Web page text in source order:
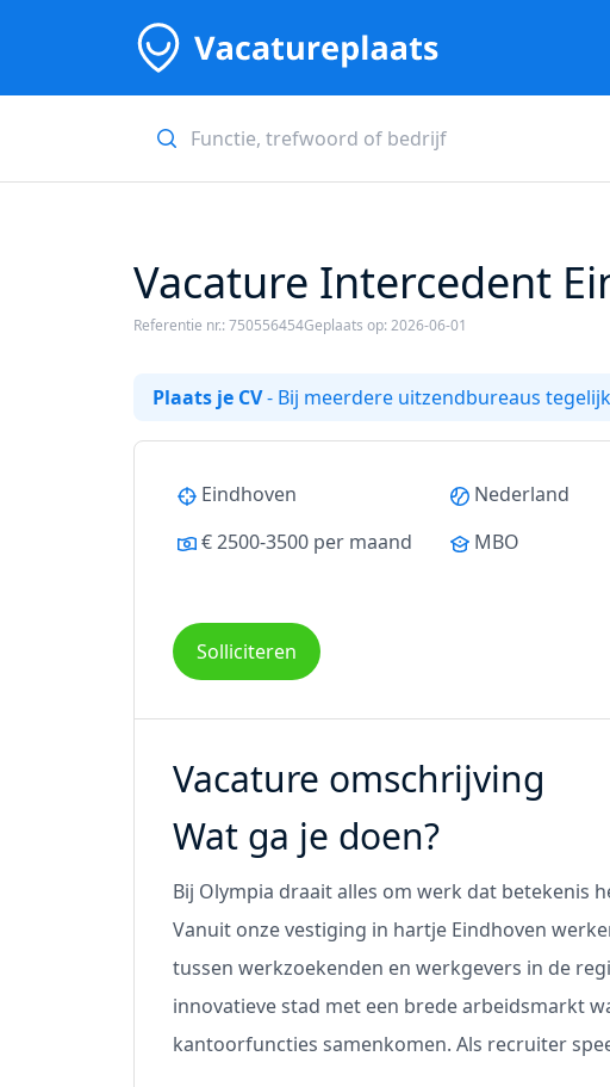
Vacature Intercedent
Referentie nr.: 750556454Geplaats op: 2026-06-01
Plaats je CV- Bij meerdere uitzendbureaus
Eindhoven Nederland
€ 2500-3500 per maand
MBO
Solliciteren
Vacature omschrijving
Wat ga je doen?
Bij Olympia draait alles om werk dat betekenis
Vanuit onze vestiging in hartje Eindhoven
tussen werkzoekenden en werkgevers in de
innovatieve stad met een brede arbeidsmarkt
kantoorfuncties samenkomen. Als recruiter